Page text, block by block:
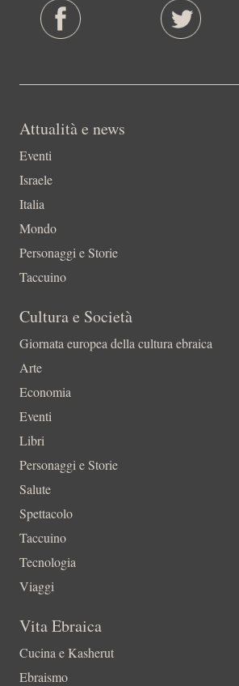
Attualità e news
Eventi
Israele
Italia
Mondo
Personaggi e Storie
Taccuino
Cultura e Società
Giornata europea della cultura ebraica
Arte
Economia
Eventi
Libri
Personaggi e Storie
Salute
Spettacolo
Taccuino
Tecnologia
Viaggi
Vita Ebraica
Cucina e Kasherut
Ebraismo